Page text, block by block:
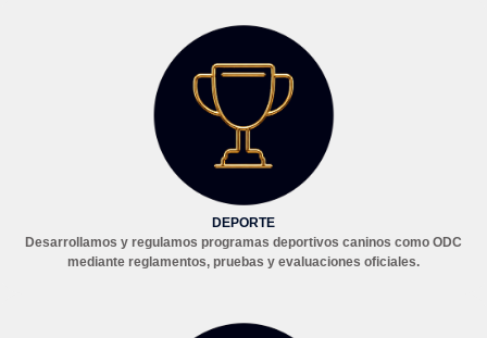
DEPORTE
Desarrollamos y regulamos programas deportivos caninos como ODC
mediante reglamentos, pruebas y evaluaciones oficiales.